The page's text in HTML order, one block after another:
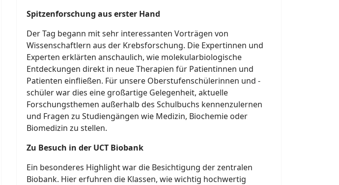
Spitzenforschung aus erster Hand
Der Tag begann mit sehr interessanten Vorträgen von
Wissenschaftlern aus der Krebsforschung. Die Expertinnen und
Experten erklärten anschaulich, wie molekularbiologische
Entdeckungen direkt in neue Therapien für Patientinnen und
Patienten einfließen. Für unsere Oberstufenschülerinnen und -
schüler war dies eine großartige Gelegenheit, aktuelle
Forschungsthemen außerhalb des Schulbuchs kennenzulernen
und Fragen zu Studiengängen wie Medizin, Biochemie oder
Biomedizin zu stellen.
Zu Besuch in der UCT Biobank
Ein besonderes Highlight war die Besichtigung der zentralen
Biobank. Hier erfuhren die Klassen, wie wichtig hochwertig